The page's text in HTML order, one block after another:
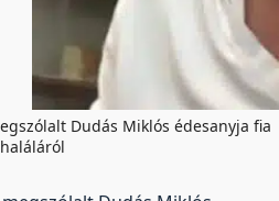
Dudás Miklós édesanyja fia
haláláról